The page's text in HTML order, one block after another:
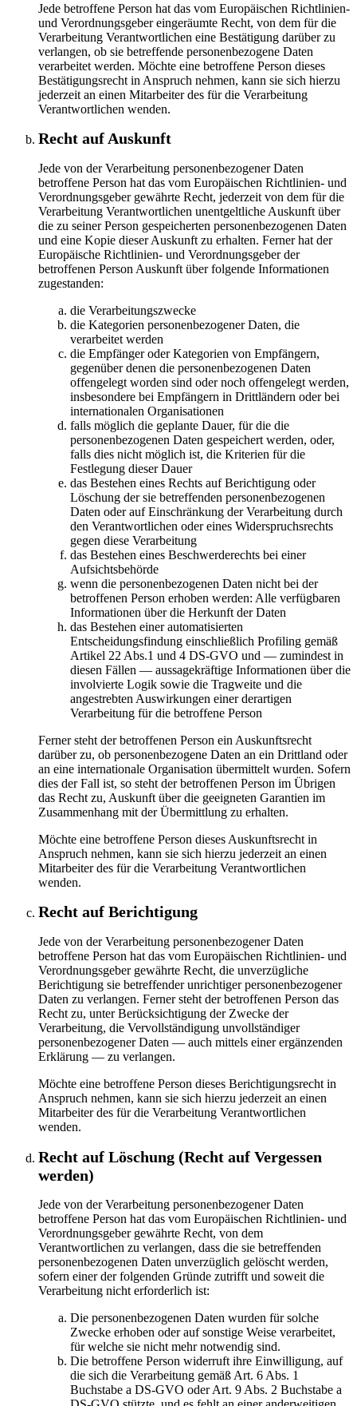
Jede betroffene Person hat das vom Europäischen Richtlinien-
und Verordnungsgeber eingeräumte Recht, von dem für die
Verarbeitung Verantwortlichen eine Bestätigung darüber zu
verlangen, ob sie betreffende personenbezogene Daten
verarbeitet werden. Möchte eine betroffene Person dieses
Bestätigungsrecht in Anspruch nehmen, kann sie sich hierzu
jederzeit an einen Mitarbeiter des für die Verarbeitung
Verantwortlichen wenden.
Recht auf Auskunft
Jede von der Verarbeitung personenbezogener Daten
betroffene Person hat das vom Europäischen Richtlinien- und
Verordnungsgeber gewährte Recht, jederzeit von dem für die
Verarbeitung Verantwortlichen unentgeltliche Auskunft über
die zu seiner Person gespeicherten personenbezogenen Daten
und eine Kopie dieser Auskunft zu erhalten. Ferner hat der
Europäische Richtlinien- und Verordnungsgeber der
betroffenen Person Auskunft über folgende Informationen
zugestanden:
die Verarbeitungszwecke
die Kategorien personenbezogener Daten, die
verarbeitet werden
die Empfänger oder Kategorien von Empfängern,
gegenüber denen die personenbezogenen Daten
offengelegt worden sind oder noch offengelegt werden,
insbesondere bei Empfängern in Drittländern oder bei
internationalen Organisationen
falls möglich die geplante Dauer, für die die
personenbezogenen Daten gespeichert werden, oder,
falls dies nicht möglich ist, die Kriterien für die
Festlegung dieser Dauer
das Bestehen eines Rechts auf Berichtigung oder
Löschung der sie betreffenden personenbezogenen
Daten oder auf Einschränkung der Verarbeitung durch
den Verantwortlichen oder eines Widerspruchsrechts
gegen diese Verarbeitung
das Bestehen eines Beschwerderechts bei einer
Aufsichtsbehörde
wenn die personenbezogenen Daten nicht bei der
betroffenen Person erhoben werden: Alle verfügbaren
Informationen über die Herkunft der Daten
das Bestehen einer automatisierten
Entscheidungsfindung einschließlich Profiling gemäß
Artikel 22 Abs.1 und 4 DS-GVO und — zumindest in
diesen Fällen — aussagekräftige Informationen über die
involvierte Logik sowie die Tragweite und die
angestrebten Auswirkungen einer derartigen
Verarbeitung für die betroffene Person
Ferner steht der betroffenen Person ein Auskunftsrecht
darüber zu, ob personenbezogene Daten an ein Drittland oder
an eine internationale Organisation übermittelt wurden. Sofern
dies der Fall ist, so steht der betroffenen Person im Übrigen
das Recht zu, Auskunft über die geeigneten Garantien im
Zusammenhang mit der Übermittlung zu erhalten.
Möchte eine betroffene Person dieses Auskunftsrecht in
Anspruch nehmen, kann sie sich hierzu jederzeit an einen
Mitarbeiter des für die Verarbeitung Verantwortlichen
wenden.
Recht auf Berichtigung
Jede von der Verarbeitung personenbezogener Daten
betroffene Person hat das vom Europäischen Richtlinien- und
Verordnungsgeber gewährte Recht, die unverzügliche
Berichtigung sie betreffender unrichtiger personenbezogener
Daten zu verlangen. Ferner steht der betroffenen Person das
Recht zu, unter Berücksichtigung der Zwecke der
Verarbeitung, die Vervollständigung unvollständiger
personenbezogener Daten — auch mittels einer ergänzenden
Erklärung — zu verlangen.
Möchte eine betroffene Person dieses Berichtigungsrecht in
Anspruch nehmen, kann sie sich hierzu jederzeit an einen
Mitarbeiter des für die Verarbeitung Verantwortlichen
wenden.
Recht auf Löschung (Recht auf Vergessen
werden)
Jede von der Verarbeitung personenbezogener Daten
betroffene Person hat das vom Europäischen Richtlinien- und
Verordnungsgeber gewährte Recht, von dem
Verantwortlichen zu verlangen, dass die sie betreffenden
personenbezogenen Daten unverzüglich gelöscht werden,
sofern einer der folgenden Gründe zutrifft und soweit die
Verarbeitung nicht erforderlich ist:
Die personenbezogenen Daten wurden für solche
Zwecke erhoben oder auf sonstige Weise verarbeitet,
für welche sie nicht mehr notwendig sind.
Die betroffene Person widerruft ihre Einwilligung, auf
die sich die Verarbeitung gemäß Art. 6 Abs. 1
Buchstabe a DS-GVO oder Art. 9 Abs. 2 Buchstabe a